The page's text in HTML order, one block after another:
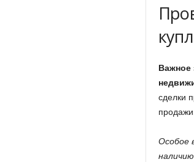
Важное
сделки
Особое